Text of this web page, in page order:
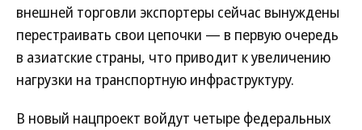
внешней торговли экспортеры сейчас вынуждены
перестраивать свои цепочки — в первую очередь
в азиатские страны, что приводит к увеличению
нагрузки на транспортную инфраструктуру.
В новый нацпроект войдут четыре федеральных